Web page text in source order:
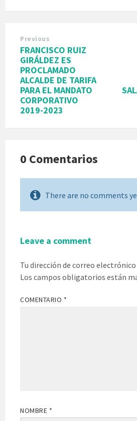
Previous
FRANCISCO RUIZ
GIRÁLDEZ ES
PROCLAMADO
ALCALDE DE TARIFA
PARA EL MANDATO
CORPORATIVO
2019-2023
0 Comentarios
There are no comments
Leave a comment
Tu dirección de correo
Los campos obligatorios están
COMENTARIO *
NOMBRE *